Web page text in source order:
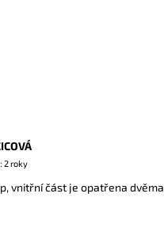
2 roky
vnitřní část je opatřena dvěma